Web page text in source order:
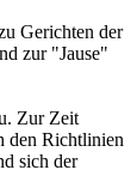
Gerichten der
zur "Jause"
Zur Zeit
den Richtlinien
sich der